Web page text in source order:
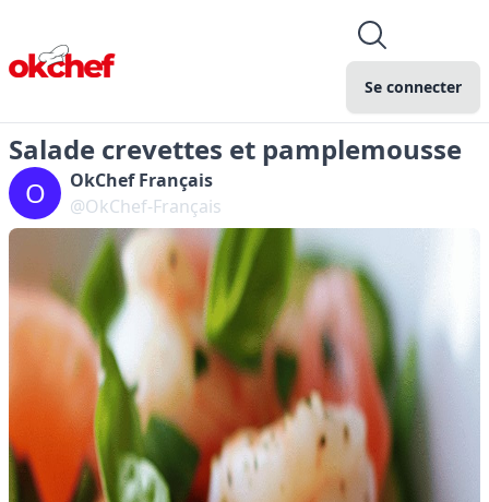
Se connecter
Salade crevettes et pamplemousse
O
OkChef Français
@OkChef-Français